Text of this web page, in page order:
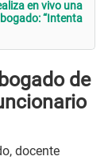
en vivo una
“Intenta
de
docente